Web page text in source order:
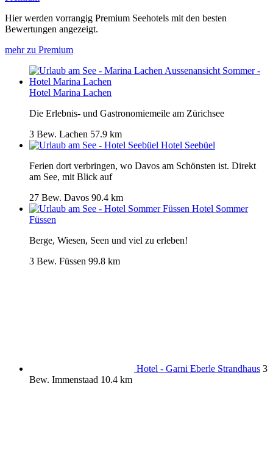
Hier werden vorrangig Premium Seehotels mit den besten
Bewertungen angezeigt.
mehr zu Premium
Hotel Marina Lachen
Die Erlebnis- und Gastronomiemeile am Zürichsee
3 Bew. Lachen 57.9 km
Hotel Seebüel
Ferien dort verbringen, wo Davos am Schönsten ist. Direkt
am See, mit Blick auf
27 Bew. Davos 90.4 km
Hotel Sommer
Füssen
Berge, Wiesen, Seen und viel zu erleben!
3 Bew. Füssen 99.8 km
Hotel - Garni Eberle Strandhaus 3
Bew. Immenstaad 10.4 km